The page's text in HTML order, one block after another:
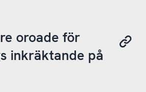
oroade för
inkräktande på